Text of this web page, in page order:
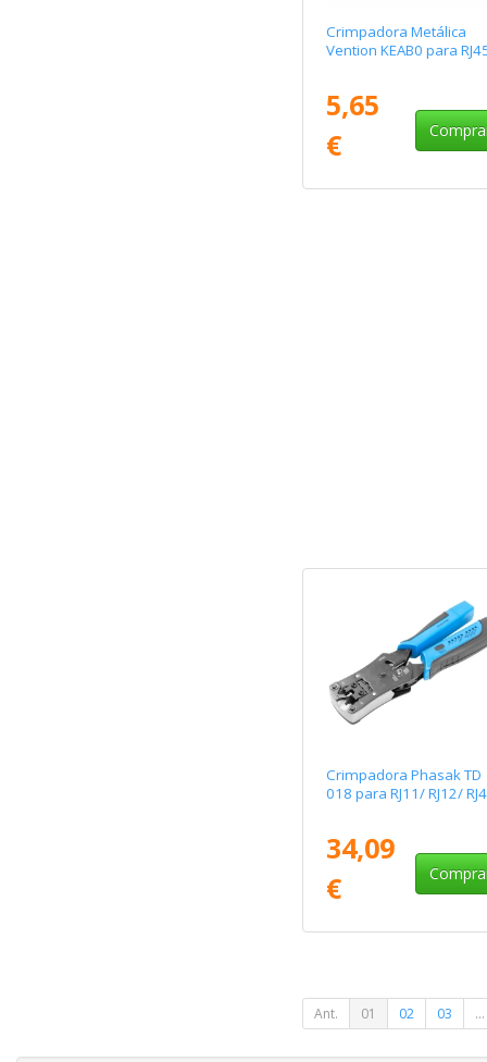
Crimpadora Metálica
Vention KEAB0 para
5,65
€
Crimpadora Phasak TD
018 para RJ11/ RJ12/
34,09
€
Ant. 01 02 03 ...